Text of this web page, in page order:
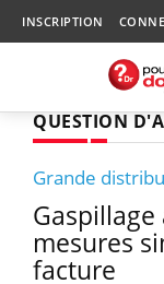
INSCRIPTION
QUESTION
Grande
mesures
facture